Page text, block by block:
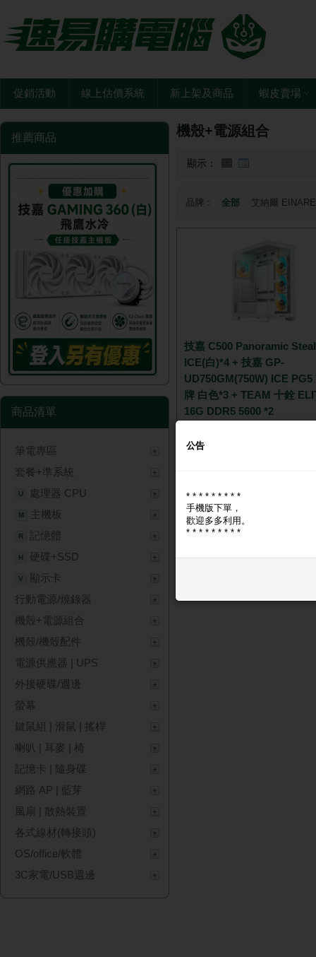
促銷活動 線上估價系統 新上架及商品 蝦皮賣場
推薦商品
商品清單
筆電專區
套餐+準系統
U 處理器 CPU
M 主機板
R 記憶體
H 硬碟+SSD
V
顯示卡
行動電源/燒錄器
機殼+電源組合
機殼/機殼配件
電源供應器 | UPS
外接硬碟/週邊
螢幕
鍵鼠組 | 滑鼠 | 搖桿
喇叭 | 耳麥 | 椅
記憶卡 | 隨身碟
網路 AP | 藍芽
風扇 | 散熱裝置
各式線材(轉接頭)
OS/office/軟體
3C家電/USB週邊
機殼+電源組合
顯示：
品牌： 全部 艾納爾
技嘉 C500 Panoramic
ICE(白)*4 + 技嘉 GP-
UD750GM(750W) ICE PG5
牌 白色*3 + TEAM 十銓
16G DDR5 5600 *2
公告
* * * * * * * * *
手機版下單，
歡迎多多利用。
* * * * * * * * *